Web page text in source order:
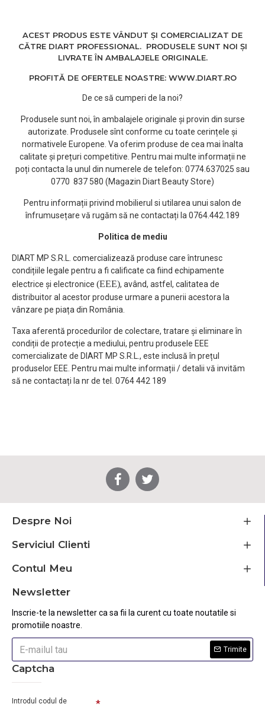
ACEST PRODUS ESTE VÂNDUT ȘI COMERCIALIZAT DE
CĂTRE DIART PROFESSIONAL. PRODUSELE SUNT NOI ȘI
LIVRATE ÎN AMBALAJELE ORIGINALE.
PROFITĂ DE OFERTELE NOASTRE: WWW.DIART.RO
De ce să cumperi de la noi?
Produsele sunt noi, în ambalajele originale și provin din surse
autorizate. Produsele sînt conforme cu toate cerințele și
normativele Europene. Va oferim produse de cea mai înalta
calitate și prețuri competitive. Pentru mai multe informații ne
poți contacta la unul din numerele de telefon: 0774.637025 sau
0770 837 580 (Magazin Diart Beauty Store)
Pentru informații privind mobilierul si utilarea unui salon de
înfrumusețare vă rugăm să ne contactați la 0764.442.189
Politica de mediu
DIART MP S.R.L. comercializează produse care întrunesc
condițiile legale pentru a fi calificate ca fiind echipamente
electrice și electronice (EEE), având, astfel, calitatea de
distribuitor al acestor produse urmare a punerii acestora la
vânzare pe piața din România.
Taxa aferentă procedurilor de colectare, tratare și eliminare în
condiții de protecție a mediului, pentru produsele EEE
comercializate de DIART MP S.R.L., este inclusă în prețul
produselor EEE. Pentru mai multe informații / detalii vă invităm
să ne contactați la nr de tel. 0764 442 189
Despre Noi
Serviciul Clienti
Contul Meu
Newsletter
Inscrie-te la newsletter ca sa fii la curent cu toate noutatile si
promotiile noastre.
Trimite
Captcha
Introdul codul de